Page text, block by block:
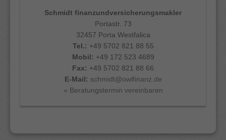
Schmidt finanzundversicherungsmakler
Portastr. 73
32457 Porta Westfalica
Tel.: +49 5702 821 88 55
Mobil: +49 172 523 4689
Fax: +49 5702 821 88 66
E-Mail: schmidt@owlfinanz.de
» Beratungstermin vereinbaren